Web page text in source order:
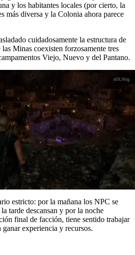
y los habitantes locales (por cierto, la
más diversa y la Colonia ahora parece
cuidadosamente la estructura de
Minas coexisten forzosamente tres
Viejo, Nuevo y del Pantano.
estricto: por la mañana los NPC se
tarde descansan y por la noche
final de facción, tiene sentido trabajar
experiencia y recursos.